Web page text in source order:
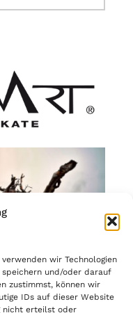
wir Technologien
und/oder darauf
zustimmst, können wir
IDs auf dieser Website
nicht erteilst oder